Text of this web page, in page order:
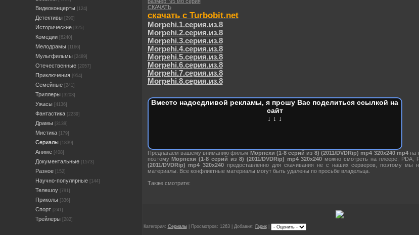
Видеоконцерты [124]
Детективы [290]
Исторические [325]
Комедии [6240]
Мелодрамы [1166]
Мультфильмы [2489]
Отечественные [2057]
Приключения [954]
Семейные [241]
Триллеры [3203]
Ужасы [4136]
Фантастика [2239]
Драмы [3139]
Мистика [179]
Сериалы [1839]
Аниме [408]
Документальные [1573]
Разное [152]
Научно-популярные [144]
Телешоу [791]
Приколы [336]
Спорт [241]
Трейлеры [282]
СКАЧАТЬ
скачать с Turbobit.net
Morpehi.1.серия.из.8
Morpehi.2.серия.из.8
Morpehi.3.серия.из.8
Morpehi.4.серия.из.8
Morpehi.5.серия.из.8
Morpehi.6.серия.из.8
Morpehi.7.серия.из.8
Morpehi.8.серия.из.8
Вместо надоедливой рекламы, я прошу Вас поделиться ссылкой на
сайт
↓ ↓ ↓
Предлагаем вашему вниманию фильм Морпехи (1-8 серий из 8) (2011/DVDRip) mp4 320х240 mp4на
поэтомуМорпехи (1-8 серий из 8) (2011/DVDRip) mp4 320х240 можно смотреть на плеере, PDA,
(2011/DVDRip) mp4 320х240 предоставленно для скачивания не с наших серверов, поэтому мы
материалы. Все конфликтные материалы могут быть удалены по просьбе владельца.
Также смотрите:
Категория: Сериалы| Просмотров: 1263 | Добавил: Гарик|